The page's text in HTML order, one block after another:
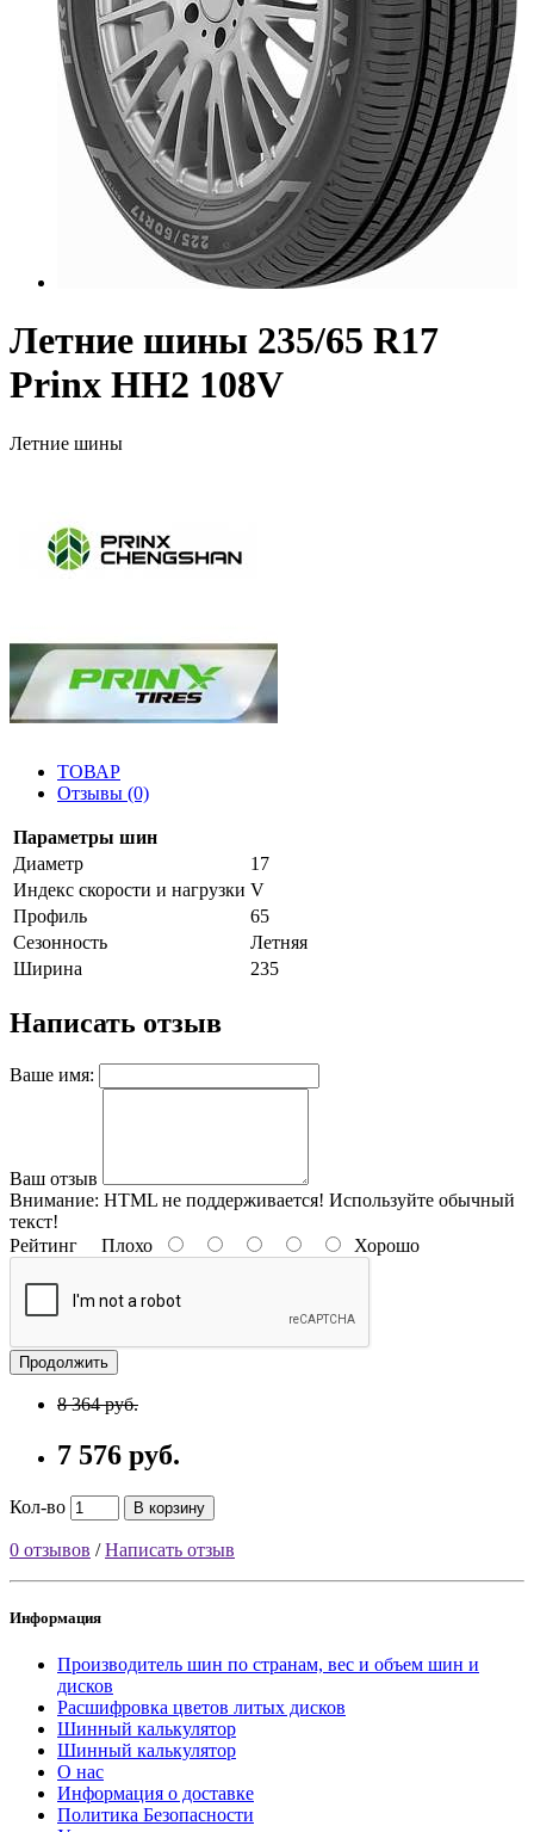
Летние шины 235/65 R17
Prinx HH2 108V
Летние шины
ТОВАР
Отзывы (0)
Параметры шин
Диаметр
17
Индекс скорости и нагрузки V
Профиль
65
Сезонность
Летняя
Ширина
235
Написать отзыв
Ваше имя:
Ваш отзыв
Внимание: HTML не поддерживается! Используйте обычный
текст!
Рейтинг Плохо Хорошо
Продолжить
8 364 руб.
7 576 руб.
Кол-во В корзину
0 отзывов /Написать отзыв
Информация
Производитель шин по странам, вес и объем шин и
дисков
Расшифровка цветов литых дисков
Шинный калькулятор
Шинный калькулятор
О нас
Информация о доставке
Политика Безопасности